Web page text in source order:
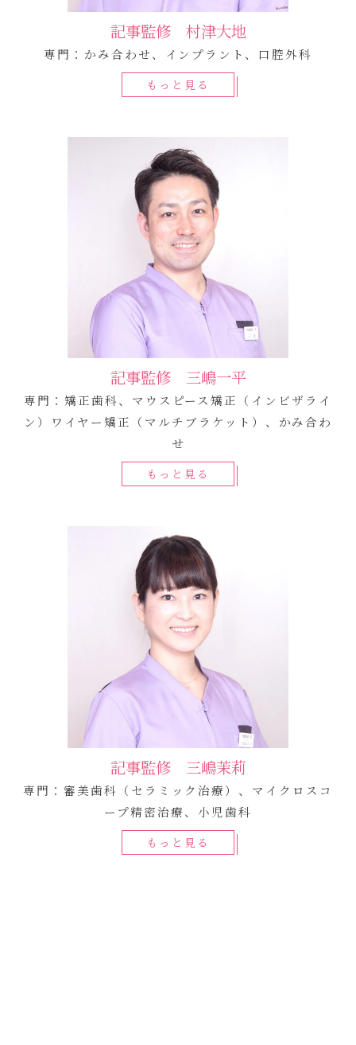
記事監修 村津大地
専門：かみ合わせ、インプラント、口腔外科
もっと見る
記事監修 三嶋一平
専門：矯正歯科、マウスピース矯正（インビザライ
ン）ワイヤー矯正（マルチブラケット）、かみ合わ
せ
もっと見る
記事監修 三嶋茉莉
専門：審美歯科（セラミック治療）、マイクロスコ
ープ精密治療、小児歯科
もっと見る